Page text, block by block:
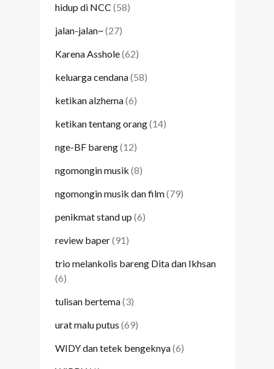
hidup di NCC (58)
jalan-jalan~(27)
Karena Asshole(62)
keluarga cendana(58)
ketikan alzhema(6)
ketikan tentang orang(14)
nge-BF bareng(12)
ngomongin musik (8)
ngomongin musik dan film(79)
penikmat stand up (6)
review baper(91)
trio melankolis bareng Dita dan Ikhsan
(6)
tulisan bertema(3)
urat malu putus (69)
WIDY dan tetek bengeknya(6)